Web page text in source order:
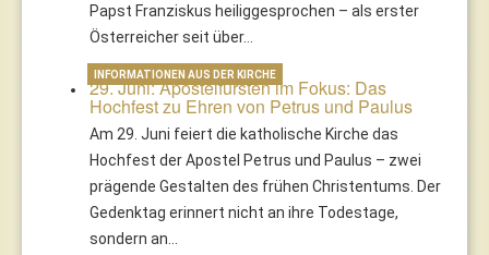
Papst Franziskus heiliggesprochen – als erster
Österreicher seit über…
29. Juni: Apostelfürsten im Fokus: Das
Hochfest zu Ehren von Petrus und Paulus
Am 29. Juni feiert die katholische Kirche das
Hochfest der Apostel Petrus und Paulus – zwei
prägende Gestalten des frühen Christentums. Der
Gedenktag erinnert nicht an ihre Todestage,
sondern an…
INFORMATIONEN AUS DER KIRCHE